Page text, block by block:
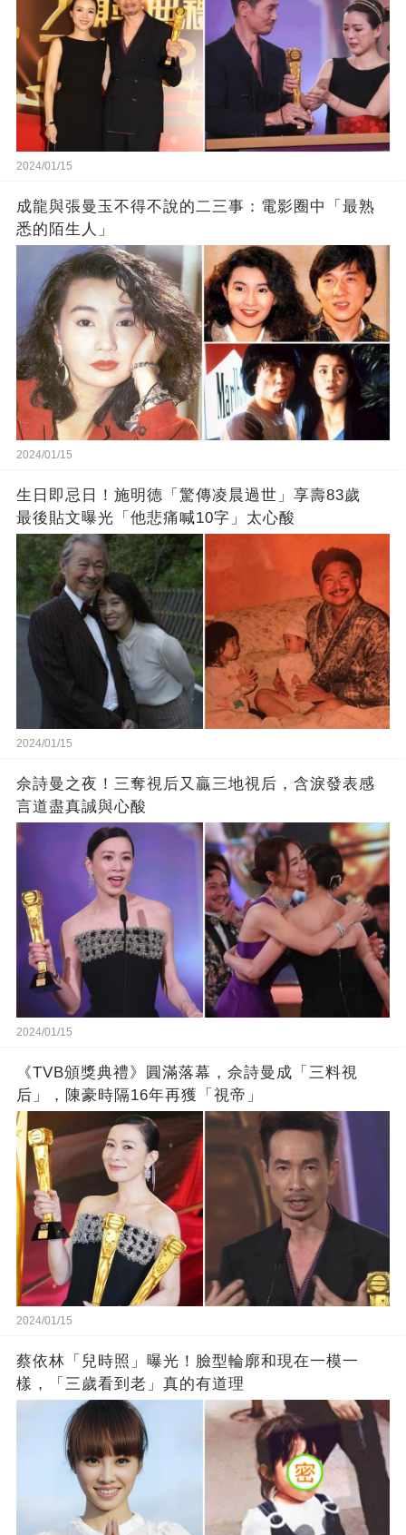
2024/01/15
成龍與張曼玉不得不說的二三事：電影圈中「最熟
悉的陌生人」
2024/01/15
生日即忌日！施明德「驚傳凌晨過世」享壽83歲
最後貼文曝光「他悲痛喊10字」太心酸
2024/01/15
佘詩曼之夜！三奪視后又贏三地視后，含淚發表感
言道盡真誠與心酸
2024/01/15
《TVB頒獎典禮》圓滿落幕，佘詩曼成「三料視
后」，陳豪時隔16年再獲「視帝」
2024/01/15
蔡依林「兒時照」曝光！臉型輪廓和現在一模一
樣，「三歲看到老」真的有道理